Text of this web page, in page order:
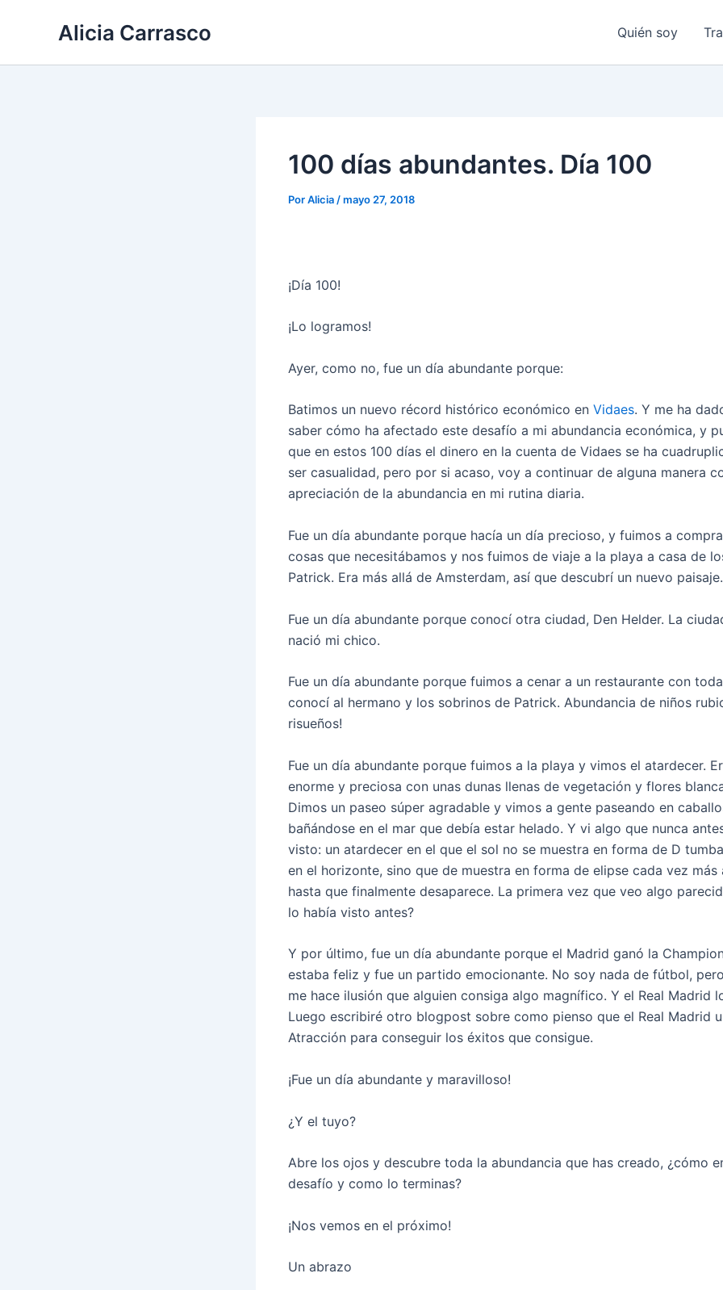
Alicia Carrasco Quién soy
100 días abundantes. Día 100
PorAlicia /mayo 27, 2018
¡Día 100!
¡Lo logramos!
Ayer, como no, fue un día abundante porque:
Batimos un nuevo récord histórico económico en Vidaes. Y me ha
saber cómo ha afectado este desafío a mi abundancia económica, y
que en estos 100 días el dinero en la cuenta de Vidaes se ha
ser casualidad, pero por si acaso, voy a continuar de alguna manera
apreciación de la abundancia en mi rutina diaria.
Fue un día abundante porque hacía un día precioso, y fuimos a
cosas que necesitábamos y nos fuimos de viaje a la playa a casa de
Patrick. Era más allá de Amsterdam, así que descubrí un nuevo paisaje.
Fue un día abundante porque conocí otra ciudad, Den Helder. La
nació mi chico.
Fue un día abundante porque fuimos a cenar a un restaurante con
conocí al hermano y los sobrinos de Patrick. Abundancia de niños
risueños!
Fue un día abundante porque fuimos a la playa y vimos el atardecer.
enorme y preciosa con unas dunas llenas de vegetación y flores
Dimos un paseo súper agradable y vimos a gente paseando en
bañándose en el mar que debía estar helado. Y vi algo que nunca
visto: un atardecer en el que el sol no se muestra en forma de D
en el horizonte, sino que de muestra en forma de elipse cada vez más
hasta que finalmente desaparece. La primera vez que veo algo
lo había visto antes?
Y por último, fue un día abundante porque el Madrid ganó la
estaba feliz y fue un partido emocionante. No soy nada de fútbol,
me hace ilusión que alguien consiga algo magnífico. Y el Real Madrid
Luego escribiré otro blogpost sobre como pienso que el Real Madrid
Atracción para conseguir los éxitos que consigue.
¡Fue un día abundante y maravilloso!
¿Y el tuyo?
Abre los ojos y descubre toda la abundancia que has creado, ¿cómo
desafío y como lo terminas?
¡Nos vemos en el próximo!
Un abrazo